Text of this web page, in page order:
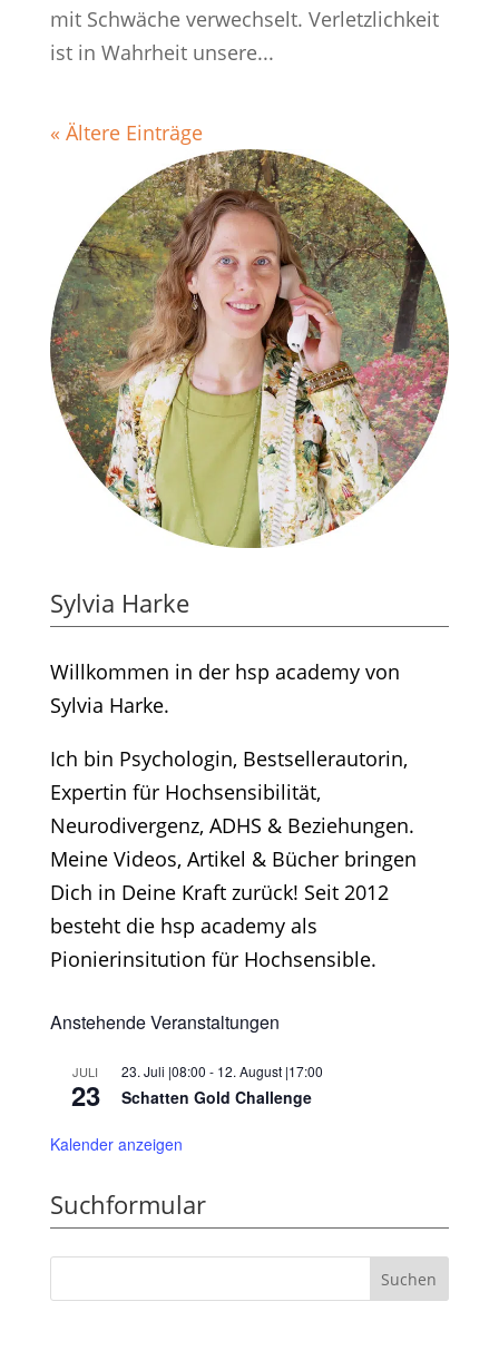
mit Schwäche verwechselt. Verletzlichkeit
ist in Wahrheit unsere...
« Ältere Einträge
Sylvia Harke
Willkommen in der hsp academy von
Sylvia Harke.
Ich bin Psychologin, Bestsellerautorin,
Expertin für Hochsensibilität,
Neurodivergenz, ADHS & Beziehungen.
Meine Videos, Artikel & Bücher bringen
Dich in Deine Kraft zurück! Seit 2012
besteht die hsp academy als
Pionierinsitution für Hochsensible.
Anstehende Veranstaltungen
JULI
23
23. Juli |08:00 - 12. August |17:00
Schatten Gold Challenge
Kalender anzeigen
Suchformular